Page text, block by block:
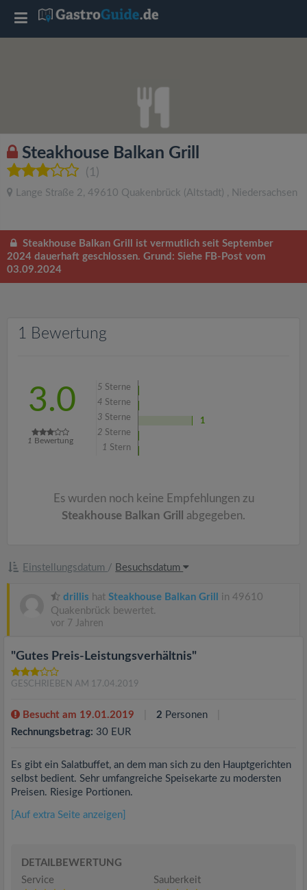
Steakhouse Balkan Grill
(1)
Lange Straße 2, 49610 Quakenbrück (Altstadt) , Niedersachsen
Steakhouse Balkan Grill ist vermutlich seit September
2024 dauerhaft geschlossen. Grund: Siehe FB-Post vom
03.09.2024
1 Bewertung
3.0
1 Bewertung
5 Sterne
4 Sterne
3 Sterne
1
2 Sterne
1 Stern
Es wurden noch keine Empfehlungen zu
Steakhouse Balkan Grill
abgegeben.
Einstellungsdatum / Besuchsdatum
drillis hat Steakhouse Balkan Grill
in 49610
Quakenbrück bewertet.
vor 7 Jahren
"Gutes Preis-Leistungsverhältnis"
GESCHRIEBEN AM 17.04.2019
Besucht am 19.01.2019 2 Personen
Rechnungsbetrag: 30 EUR
Es gibt ein Salatbuffet, an dem man sich zu den Hauptgerichten
selbst bedient. Sehr umfangreiche Speisekarte zu modersten
Preisen. Riesige Portionen.
[Auf extra Seite anzeigen]
DETAILBEWERTUNG
Service
Sauberkeit
T
l
e
a
n